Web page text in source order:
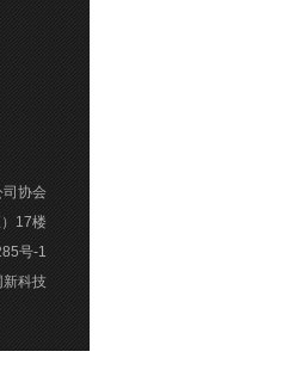
司协会
17楼
号-1
新科技